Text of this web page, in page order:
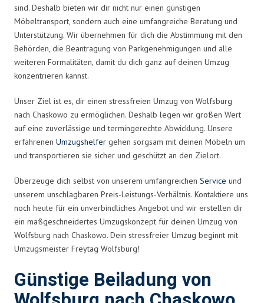
sind. Deshalb bieten wir dir nicht nur einen günstigen
Möbeltransport, sondern auch eine umfangreiche Beratung und
Unterstützung. Wir übernehmen für dich die Abstimmung mit den
Behörden, die Beantragung von Parkgenehmigungen und alle
weiteren Formalitäten, damit du dich ganz auf deinen Umzug
konzentrieren kannst.
Unser Ziel ist es, dir einen stressfreien Umzug von Wolfsburg
nach Chaskowo zu ermöglichen. Deshalb legen wir großen Wert
auf eine zuverlässige und termingerechte Abwicklung. Unsere
erfahrenen Umzugshelfer gehen sorgsam mit deinen Möbeln um
und transportieren sie sicher und geschützt an den Zielort.
Überzeuge dich selbst von unserem umfangreichen Service und
unserem unschlagbaren Preis-Leistungs-Verhältnis. Kontaktiere uns
noch heute für ein unverbindliches Angebot und wir erstellen dir
ein maßgeschneidertes Umzugskonzept für deinen Umzug von
Wolfsburg nach Chaskowo. Dein stressfreier Umzug beginnt mit
Umzugsmeister Freytag Wolfsburg!
Günstige Beiladung von